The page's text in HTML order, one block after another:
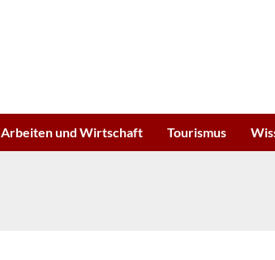
Arbeiten und Wirtschaft Tourismus